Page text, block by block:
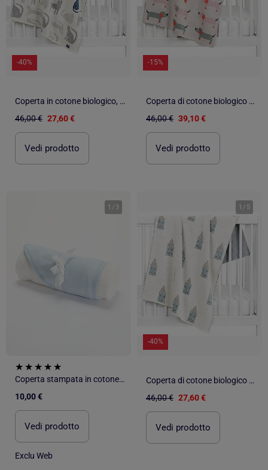
-40%
Coperta in cotone biologico, gatto | SEVIRA KIDS
46,00 € 27,60 €
Vedi prodotto
-15%
Coperta di cotone biologico per bambini, teckel | SEVIRA KIDS
46,00 € 39,10 €
Vedi prodotto
1 / 3
Coperta stampata in cotone jersey e pile
10,00 €
Vedi prodotto
Exclu Web
1 / 5
-40%
Coperta di cotone biologico per bambini, case | SEVIRA KIDS
46,00 € 27,60 €
Vedi prodotto